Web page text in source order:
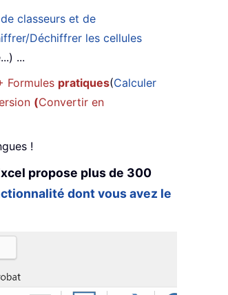
classeurs et de
Déchiffrer les cellules
...
Formules pratiques(Calculer
(Convertir en
!
propose plus de 300
dont vous avez le